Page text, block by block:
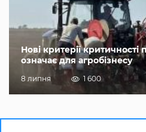
Нові критерії
означає для агробізнесу
8 липня 1 600